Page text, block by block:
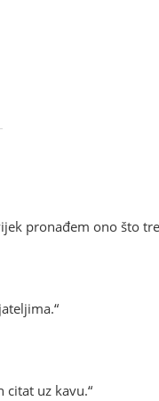
pronađem ono što
citat uz kavu.“